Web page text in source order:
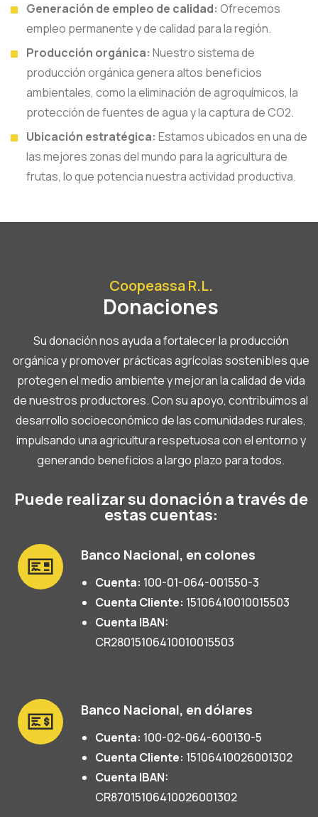
Generación de empleo de calidad: Ofrecemos
empleo permanente y de calidad para la región.
Producción orgánica: Nuestro sistema de
producción orgánica genera altos beneficios
ambientales, como la eliminación de agroquímicos, la
protección de fuentes de agua y la captura de CO2.
Ubicación estratégica: Estamos ubicados en una de
las mejores zonas del mundo para la agricultura de
frutas, lo que potencia nuestra actividad productiva.
Coopeassa R.L.
Donaciones
Su donación nos ayuda a fortalecer la producción
orgánica y promover prácticas agrícolas sostenibles que
protegen el medio ambiente y mejoran la calidad de vida
de nuestros productores. Con su apoyo, contribuimos al
desarrollo socioeconómico de las comunidades rurales,
impulsando una agricultura respetuosa con el entorno y
generando beneficios a largo plazo para todos.
Puede realizar su donación a través de
estas cuentas:
Banco Nacional, en colones
Cuenta: 100-01-064-001550-3
Cuenta Cliente: 15106410010015503
Cuenta IBAN:
CR28015106410010015503
Banco Nacional, en dólares
Cuenta: 100-02-064-600130-5
Cuenta Cliente: 15106410026001302
Cuenta IBAN:
CR87015106410026001302